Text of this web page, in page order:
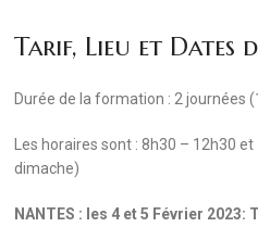
Tarif, Lieu et Dates
Durée de la formation : 2 journées
Les horaires sont : 8h30 – 12h30
dimache)
NANTES : les 4 et 5 Février 2023: